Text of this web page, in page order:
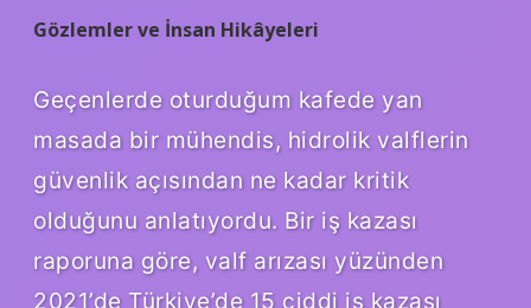
Gözlemler ve İnsan Hikâyeleri
Geçenlerde oturduğum kafede yan
masada bir mühendis, hidrolik valflerin
güvenlik açısından ne kadar kritik
olduğunu anlatıyordu. Bir iş kazası
raporuna göre, valf arızası yüzünden
2021’de Türkiye’de 15 ciddi iş kazası